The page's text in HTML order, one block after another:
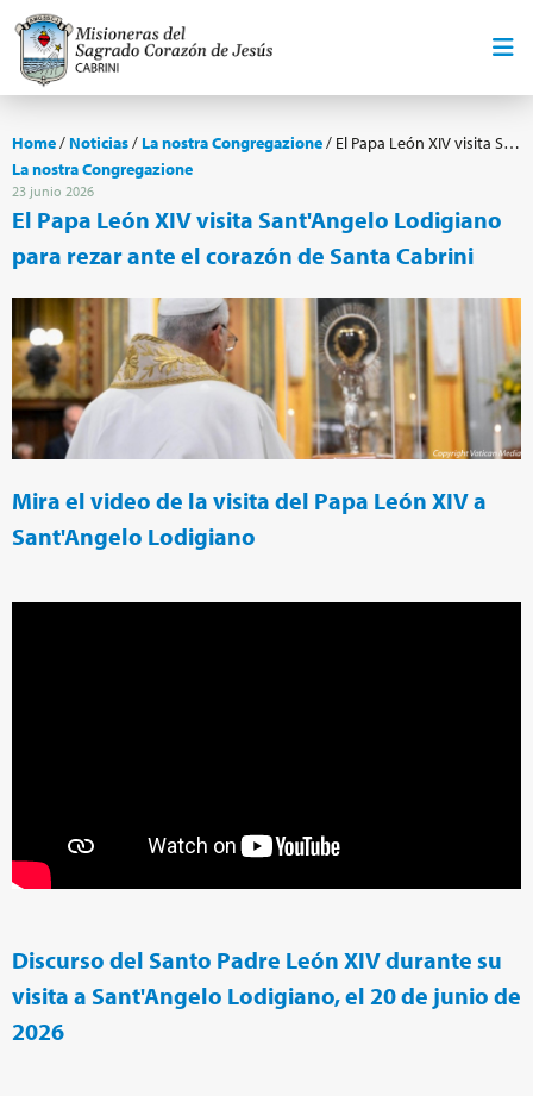
Home/ Noticias/ La nostra Congregazione/ El Papa León XIV visita Sant'Angelo Lodigiano para rezar ante el corazón de Santa Cabrini
La nostra Congregazione
23 junio 2026
El Papa León XIV visita Sant'Angelo Lodigiano
para rezar ante el corazón de Santa Cabrini
Mira el video de la visita del Papa León XIV a
Sant'Angelo Lodigiano
Discurso del Santo Padre León XIV durante su
visita a Sant'Angelo Lodigiano, el 20 de junio de
2026